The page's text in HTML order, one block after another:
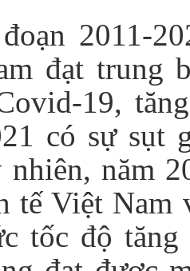
2011-
đạt trung
19,
có sự sụt
nhiên, năm
tế Việt Nam
tốc độ